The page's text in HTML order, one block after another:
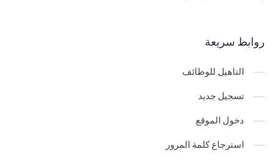
روابط سريعة
التاهيل للوظائف
تسجيل جديد
دخول الموقع
استرجاع كلمة المرور